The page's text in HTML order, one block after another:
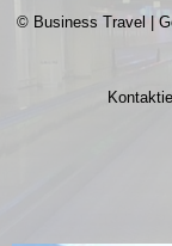
© Business Travel |